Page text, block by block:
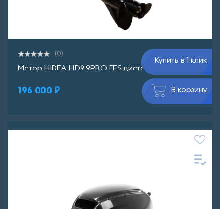
(0)
Мотор HIDEA HD9.9PRO FЕS дистанция
196 000 ₽
Купить в 1 клик
В корзину